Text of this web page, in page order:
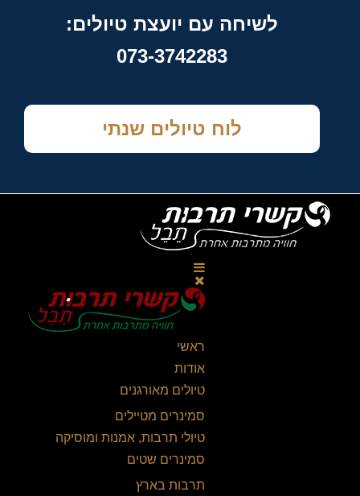
לשיחה עם יועצת טיולים:
073-3742283
לוח טיולים שנתי
ראשי
אודות
טיולים מאורגנים
סמינרים מטיילים
טיולי תרבות, אמנות ומוסיקה
סמינרים שטים
תרבות בארץ